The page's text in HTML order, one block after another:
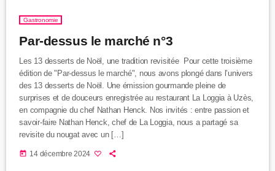
Gastronomie
Par-dessus le marché n°3
Les 13 desserts de Noël, une tradition revisitée Pour cette troisième
édition de "Par-dessus le marché", nous avons plongé dans l’univers
des 13 desserts de Noël. Une émission gourmande pleine de
surprises et de douceurs enregistrée au restaurant La Loggia à Uzès,
en compagnie du chef Nathan Henck. Nos invités : entre passion et
savoir-faire Nathan Henck, chef de La Loggia, nous a partagé sa
revisite du nougat avec un […]
today 14 décembre 2024